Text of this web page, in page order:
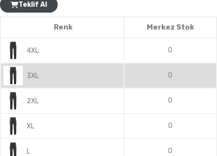
Teklif Al
Renk Merkez Stok
4XL 0
3XL 0
2XL 0
XL 0
L 0